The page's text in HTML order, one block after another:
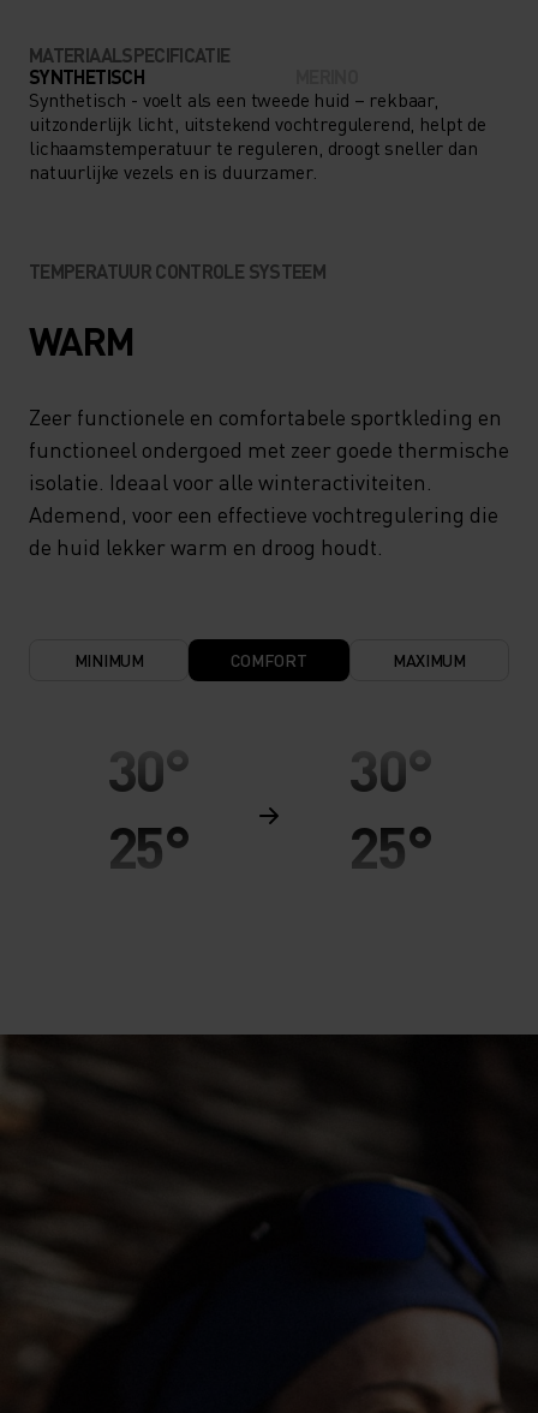
MATERIAALSPECIFICATIE
SYNTHETISCH
Synthetisch - voelt als een tweede huid – rekbaar,
uitzonderlijk licht, uitstekend vochtregulerend, helpt de
lichaamstemperatuur te reguleren, droogt sneller dan
natuurlijke vezels en is duurzamer.
TEMPERATUUR CONTROLE SYSTEEM
WARM
Zeer functionele en comfortabele sportkleding en
functioneel ondergoed met zeer goede thermische
isolatie. Ideaal voor alle winteractiviteiten.
Ademend, voor een effectieve vochtregulering die
de huid lekker warm en droog houdt.
MINIMUM COMFORT MAXIMUM
30°
25°
10°
-5°
30°
25°
-5°
-10°